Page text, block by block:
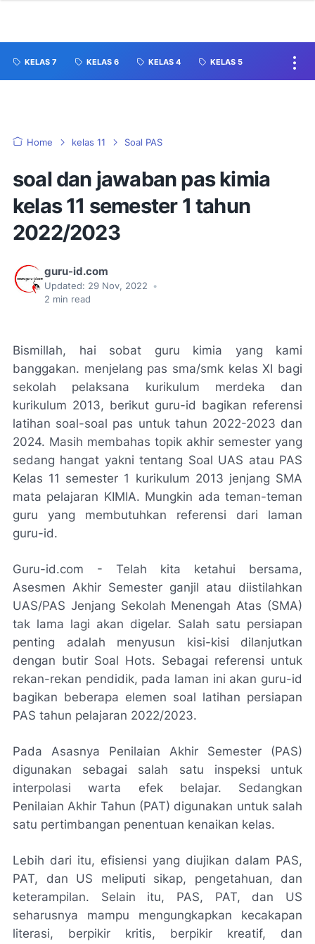
KELAS 7 KELAS 6 KELAS 4 KELAS 5
Home kelas 11 Soal PAS
soal dan jawaban pas kimia
kelas 11 semester 1 tahun
2022/2023
guru-id.com
Updated: 29 Nov, 2022
•
2 min read
Bismillah, hai sobat guru kimia yang kami
banggakan. menjelang pas sma/smk kelas XI bagi
sekolah pelaksana kurikulum merdeka dan
kurikulum 2013, berikut guru-id bagikan referensi
latihan soal-soal pas untuk tahun 2022-2023 dan
2024. Masih membahas topik akhir semester yang
sedang hangat yakni tentang Soal UAS atau PAS
Kelas 11 semester 1 kurikulum 2013 jenjang SMA
mata pelajaran KIMIA. Mungkin ada teman-teman
guru yang membutuhkan referensi dari laman
guru-id.
Guru-id.com - Telah kita ketahui bersama,
Asesmen Akhir Semester ganjil atau diistilahkan
UAS/PAS Jenjang Sekolah Menengah Atas (SMA)
tak lama lagi akan digelar. Salah satu persiapan
penting adalah menyusun kisi-kisi dilanjutkan
dengan butir Soal Hots. Sebagai referensi untuk
rekan-rekan pendidik, pada laman ini akan guru-id
bagikan beberapa elemen soal latihan persiapan
PAS tahun pelajaran 2022/2023.
Pada Asasnya Penilaian Akhir Semester (PAS)
digunakan sebagai salah satu inspeksi untuk
interpolasi warta efek belajar. Sedangkan
Penilaian Akhir Tahun (PAT) digunakan untuk salah
satu pertimbangan penentuan kenaikan kelas.
Lebih dari itu, efisiensi yang diujikan dalam PAS,
PAT, dan US meliputi sikap, pengetahuan, dan
keterampilan. Selain itu, PAS, PAT, dan US
seharusnya mampu mengungkapkan kecakapan
literasi, berpikir kritis, berpikir kreatif, dan